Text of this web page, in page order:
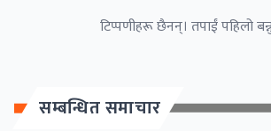
टिप्पणीहरू छैनन्। तपाईं पहिलो
सम्बन्धित समाचार